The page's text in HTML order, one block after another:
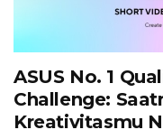
ASUS No. 1
Challenge:
Kreativitasmu